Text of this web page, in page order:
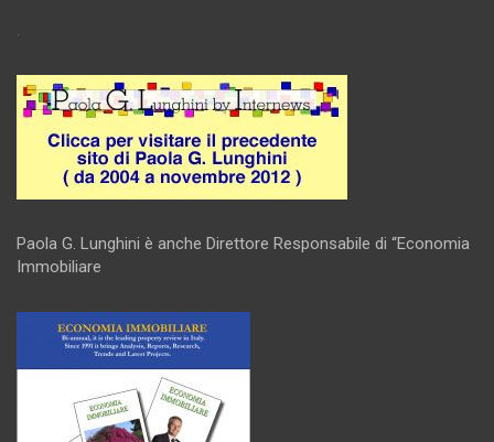
.
Paola G. Lunghini è anche Direttore Responsabile di “Economia
Immobiliare